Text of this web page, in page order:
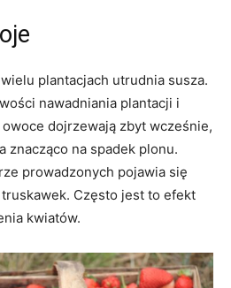
plantacjach utrudnia susza.
nawadniania plantacji i
dojrzewają zbyt wcześnie,
znacząco na spadek plonu.
prowadzonych pojawia się
Często jest to efekt
kwiatów.